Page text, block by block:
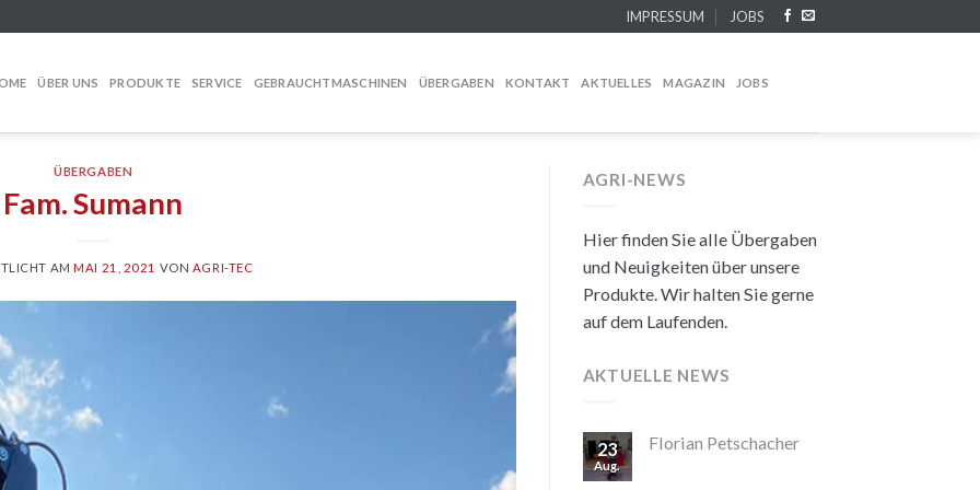
IMPRESSUM JOBS
ÜBER UNS PRODUKTE SERVICE GEBRAUCHTMASCHINEN ÜBERGABEN KONTAKT AKTUELLES MAGAZIN JOBS
ÜBERGABEN
Fam. Sumann
AMMAI 21, 2021 VON AGRI-TEC
AGRI-NEWS
Hier finden Sie alle Übergaben
und Neuigkeiten über unsere
Produkte. Wir halten Sie gerne
auf dem Laufenden.
AKTUELLE NEWS
23
Aug.
Florian Petschacher